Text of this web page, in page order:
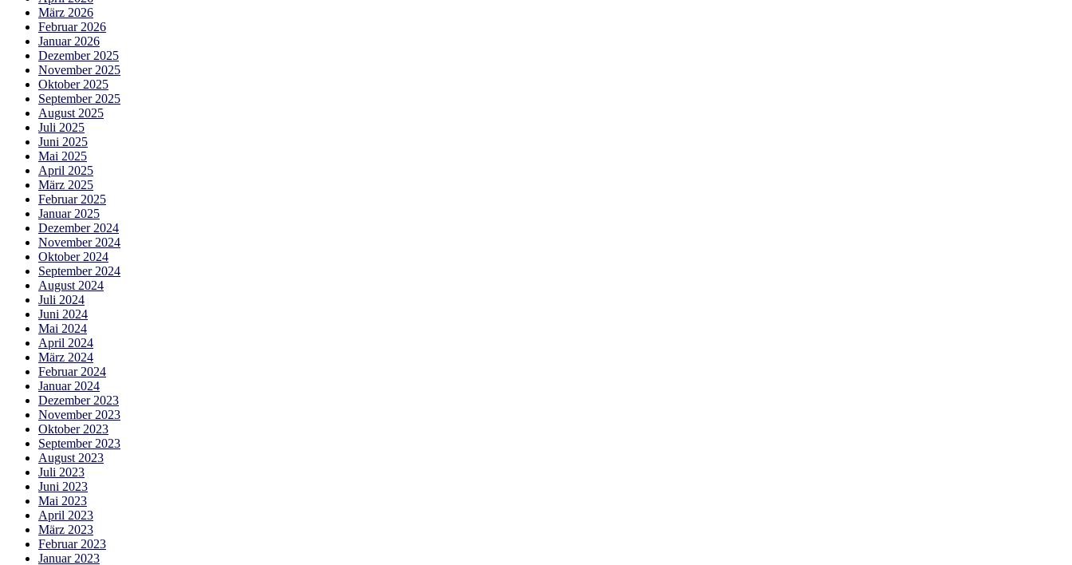
März 2026
Februar 2026
Januar 2026
Dezember 2025
November 2025
Oktober 2025
September 2025
August 2025
Juli 2025
Juni 2025
Mai 2025
April 2025
März 2025
Februar 2025
Januar 2025
Dezember 2024
November 2024
Oktober 2024
September 2024
August 2024
Juli 2024
Juni 2024
Mai 2024
April 2024
März 2024
Februar 2024
Januar 2024
Dezember 2023
November 2023
Oktober 2023
September 2023
August 2023
Juli 2023
Juni 2023
Mai 2023
April 2023
März 2023
Februar 2023
Januar 2023